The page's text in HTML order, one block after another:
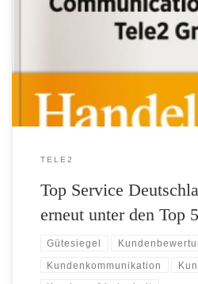
unabhängigen Experten von
Universität St. Gallen mit einem Siegel
wurden sie gekürt – die
branchenübergreifenden […]
TELE2
Top Service
erneut unter den Top
Gütesiegel
Kundenkommunikation